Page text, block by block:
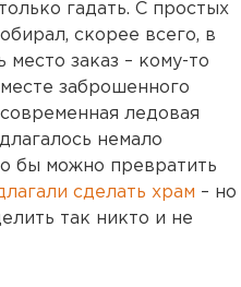
гадать. С простых
скорее всего, в
заказ – кому-то
заброшенного
ледовая
немало
бы можно превратить
сделать храм – но
так никто и не